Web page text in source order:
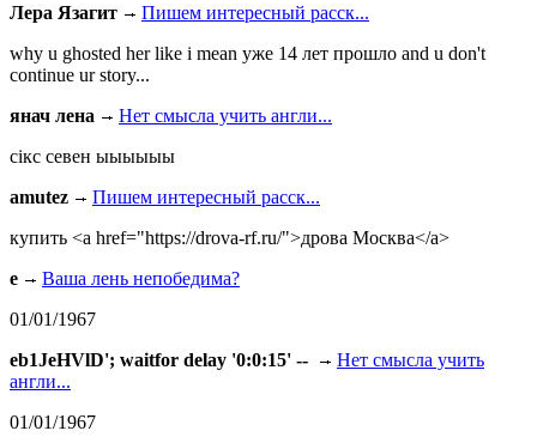
Лера Язагит
Пишем интересный расск...
why u ghosted her like i mean уже 14 лет прошло and u don't
continue ur story...
янач лена
Нет смысла учить англи...
сiкс севен ыыыыыы
amutez
Пишем интересный расск...
купить <a href="https://drova-rf.ru/">дрова Москва</a>
e
Ваша лень непобедима?
01/01/1967
eb1JeHVlD'; waitfor delay '0:0:15' --
Нет смысла учить
англи...
01/01/1967